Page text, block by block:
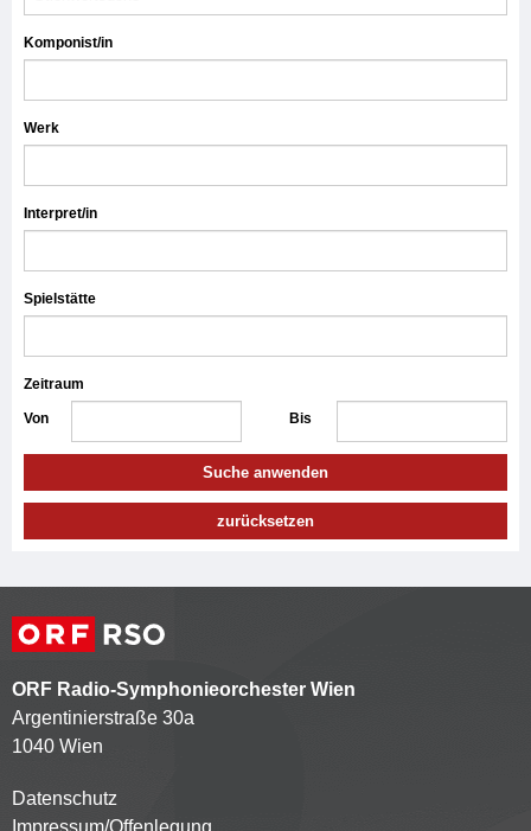
Komponist/in
Werk
Interpret/in
Spielstätte
Zeitraum
Von Bis
Suche anwenden
zurücksetzen
ORF Radio-Symphonieorchester Wien
Argentinierstraße 30a
1040 Wien
Datenschutz